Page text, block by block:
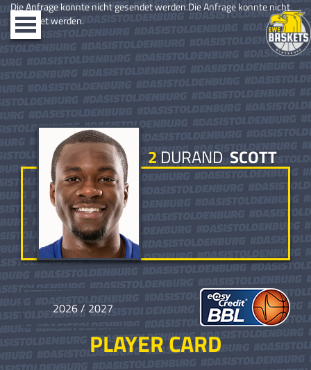
Toggle
navigation
Die Anfrage konnte nicht gesendet werden.Die Anfrage konnte nicht
gesendet werden.
2DURANDSCOTT
2026 / 2027
PLAYER CARD